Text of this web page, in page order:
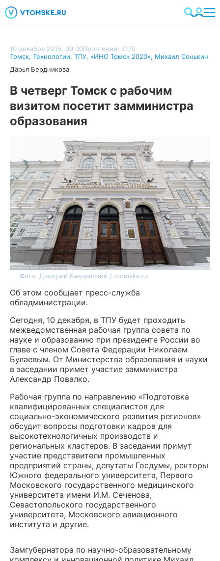
10 декабря 2015, 09:00Прочтений: 2170
Томск, Технологии, ТПУ, «ИНО Томск 2020», Михаил Сонькин
Дарья Бердникова
В четверг Томск с рабочим
визитом посетит замминистра
образования
Фото: Дмитрий Кандинский / vtomske.ru
Об этом сообщает пресс-служба
обладминистрации.
Сегодня, 10 декабря, в ТПУ будет проходить
межведомственная рабочая группа совета по
науке и образованию при президенте России во
главе с членом Совета Федерации Николаем
Булаевым. От Министерства образования и науки
в заседании примет участие замминистра
Александр Повалко.
Рабочая группа по направлению «Подготовка
квалифицированных специалистов для
социально-экономического развития регионов»
обсудит вопросы подготовки кадров для
высокотехнологичных производств и
региональных кластеров. В заседании примут
участие представители промышленных
предприятий страны, депутаты Госдумы, ректоры
Южного федерального университета, Первого
Московского государственного медицинского
университета имени И.М. Сеченова,
Севастопольского государственного
университета, Московского авиационного
института и другие.
Замгубернатора по научно-образовательному